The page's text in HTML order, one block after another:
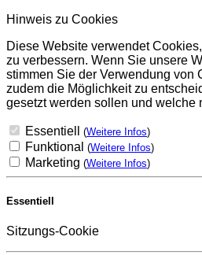
Hinweis zu Cookies
Diese Website verwendet
zu verbessern. Wenn Sie unsere
stimmen Sie der Verwendung von
zudem die Möglichkeit zu
gesetzt werden sollen und welche
Essentiell (Weitere Infos)
Funktional (Weitere Infos)
Marketing (Weitere Infos)
Essentiell
Sitzungs-Cookie